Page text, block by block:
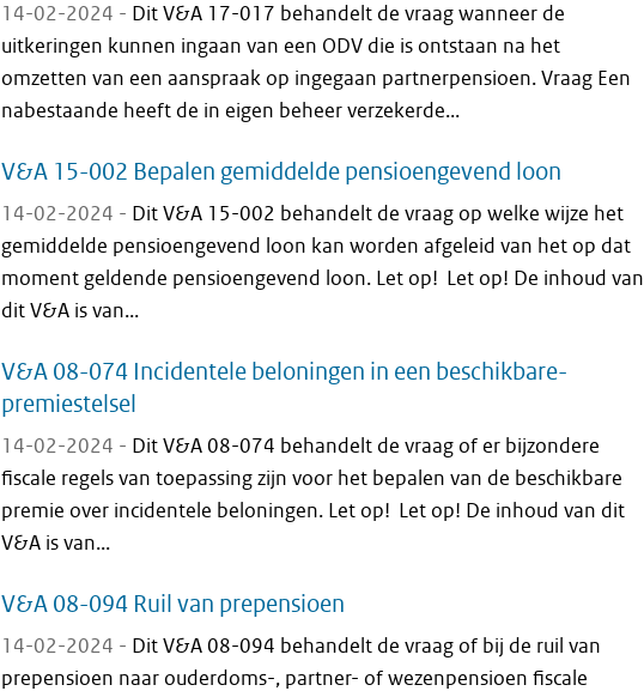
14-02-2024 - Dit V&A 17-017 behandelt de vraag wanneer de
uitkeringen kunnen ingaan van een ODV die is ontstaan na het
omzetten van een aanspraak op ingegaan partnerpensioen. Vraag Een
nabestaande heeft de in eigen beheer verzekerde...
V&A 15-002 Bepalen gemiddelde pensioengevend loon
14-02-2024 - Dit V&A 15-002 behandelt de vraag op welke wijze het
gemiddelde pensioengevend loon kan worden afgeleid van het op dat
moment geldende pensioengevend loon. Let op! Let op! De inhoud van
dit V&A is van...
V&A 08-074 Incidentele beloningen in een beschikbare-
premiestelsel
14-02-2024 - Dit V&A 08-074 behandelt de vraag of er bijzondere
fiscale regels van toepassing zijn voor het bepalen van de beschikbare
premie over incidentele beloningen. Let op! Let op! De inhoud van dit
V&A is van...
V&A 08-094 Ruil van prepensioen
14-02-2024 - Dit V&A 08-094 behandelt de vraag of bij de ruil van
prepensioen naar ouderdoms-, partner- of wezenpensioen fiscale